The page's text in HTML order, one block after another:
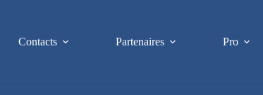
Contacts Partenaires Pro